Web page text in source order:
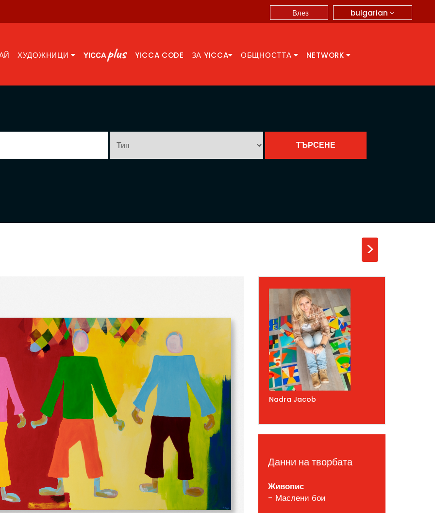
bulgarian
Влез
ХУДОЖНИЦИ YICCA CODE ЗА YICCA ОБЩНОСТТА NETWORK
>
Nadra Jacob
Данни на творбата
Живопис
- Маслени бои